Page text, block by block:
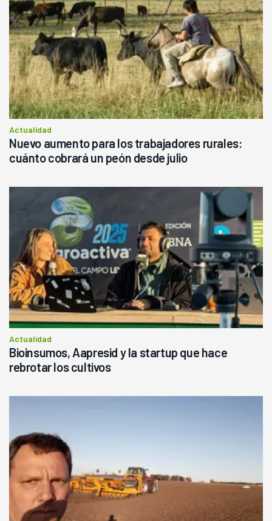
Actualidad
Nuevo aumento para los trabajadores rurales:
cuánto cobrará un peón desde julio
Actualidad
Bioinsumos, Aapresid y la startup que hace
rebrotar los cultivos